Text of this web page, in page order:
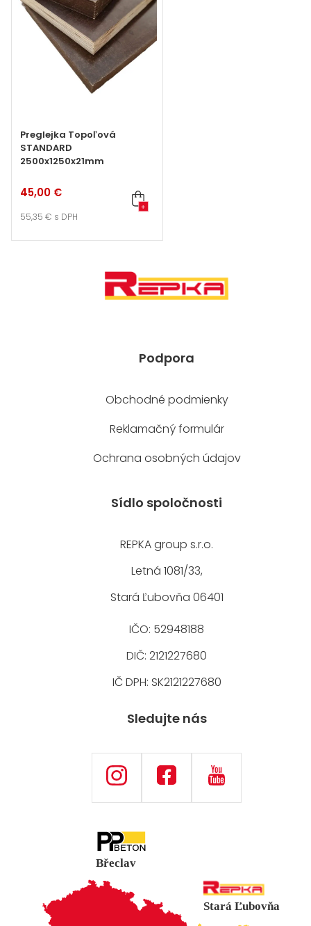
Preglejka Topoľová
STANDARD
2500x1250x21mm
45,00 €
55,35 € s DPH
+
Podpora
Obchodné podmienky
Reklamačný formulár
Ochrana osobných údajov
Sídlo spoločnosti
REPKA group s.r.o.
Letná 1081/33,
Stará Ľubovňa 06401
IČO: 52948188
DIČ: 2121227680
IČ DPH: SK2121227680
Sledujte nás
Stará Ľubovňa
Břeclav